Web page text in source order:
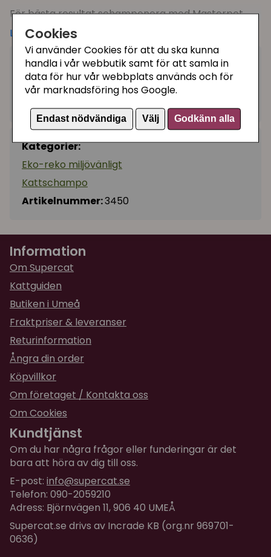
Cookies
Vi använder Cookies för att du ska kunna
handla i vår webbutik samt för att samla in
data för hur vår webbplats används och för
vår marknadsföring hos Google.
Endast nödvändiga Välj Godkänn alla
För bästa resultat schamponera med Masterpet
Kattschampo för fet päls med jämna mellanrum för
att vardagsunderhålla pälsen. (Istället för att
avfetta pälsen med något medel ej tillverkat för
kattpäls då detta stimulerar produktionen av
skyddande fett och oljor vilket gör att pälsen blir
Masterpet tillverkar ekologiska produkter i Sverige
pH-värde 6,5.
Innehåll: Vegetabilisk tensid, vatten, salt,
naturidentisk doft av vanilj, antioxidant, konservering.
Läs mer
119 kr Bevaka
Kategorier:
Eko-reko miljövänligt
Kattschampo
Artikelnummer:3450
Information
Om Supercat
Kattguiden
Butiken i Umeå
Fraktpriser & leveranser
Returinformation
Ångra din order
Köpvillkor
Om företaget / Kontakta oss
Om Cookies
Kundtjänst
Om du har några frågor eller funderingar är det
bara att höra av dig till oss.
E-post: info@supercat.se
Telefon: 090-2059210
Adress: Björnvägen 11, 906 40 UMEÅ
Supercat.se drivs av Incrade KB (org.nr 969701-
0636)